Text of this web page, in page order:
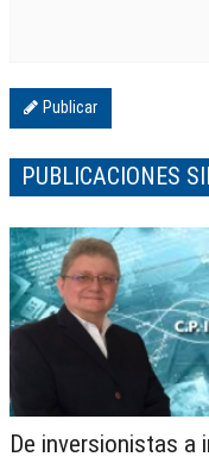
Publicar
PUBLICACIONES
De inversionistas a